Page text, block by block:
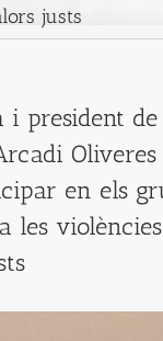
justs
i president
en els
les